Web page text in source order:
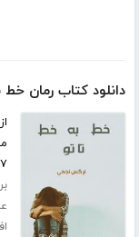
دانلود کتاب رمان